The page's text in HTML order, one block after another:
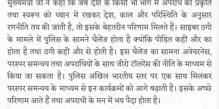
मुख्यमंत्री जी ने कहा कि जब देश के किसी भी भाग में अपराध की प्रकृति
तथा स्वरूप को ध्यान में रखकर देश, काल और परिस्थिति के अनुसार
रणनीति तय की जाती है, तो इसके बेहतरीन परिणाम मिलते हैं। साइबर ठगी
के मामले में पुलिस के सामने चैलेंज होता है क्योंकि पीड़ित कहीं और का
होता है तथा ठगी कहीं और से होती है। इस चैलेंज का सामना अवेयरनेस,
परस्पर समन्वय तथा अपराधियों के साथ जीरो टॉलरेंस की नीति के माध्यम से
किया जा सकता है। पुलिस अखिल भारतीय स्तर पर एक साथ मिलकर
परस्पर समन्वय के माध्यम से इन कार्यक्रमों को आगे बढ़ाती है। इसके अच्छे
परिणाम आते हैं तथा अपराधी के मन में भय पैदा होता है।